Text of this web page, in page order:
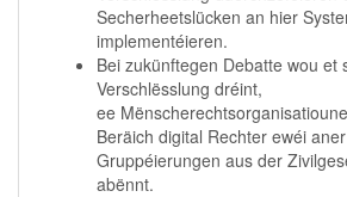
Secherheetslücken an hier
implementéieren.
Bei zukünftegen Debatte wou et
Verschlësslung dréint,
ee
Beräich digital Rechter ewéi aner
Gruppéierungen aus der
abënnt.